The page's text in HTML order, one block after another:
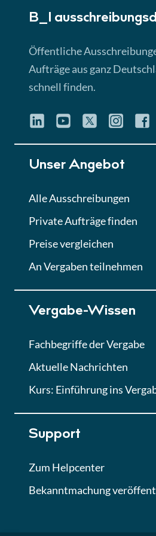
Lektion 3
► 4:31
Quiz
Eignung im
Lektion 6
Abgabe von
Lektion
Lektion 7
Finales Quiz
B_I
Öffentliche
Aufträge aus ganz
schnell finden.
Unser Angebot
Alle Ausschreibungen
Private Aufträge finden
Preise vergleichen
An Vergaben teilnehmen
Vergabe-Wissen
Fachbegriffe der Vergabe
Aktuelle Nachrichten
Kurs: Einführung ins
Support
Zum Helpcenter
Bekanntmachung